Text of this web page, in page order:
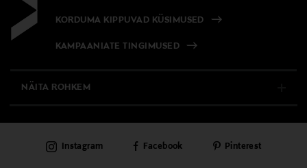
Toote sattumisel silma loputada koheselt rohke
veega.
250 ml
PRANTSUSMAA
KORDUMA KIPPUVAD KÜSIMUSED
KAMPAANIATE TINGIMUSED
NÄITA ROHKEM
PÜSIKLIENDITEENINDUS
Instagram Facebook Pinterest